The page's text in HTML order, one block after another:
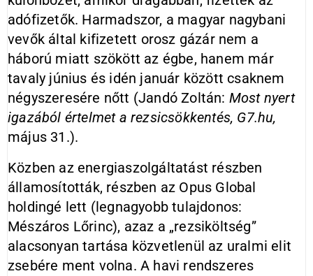
adófizetők. Harmadszor, a magyar nagybani
vevők által kifizetett orosz gázár nem a
háború miatt szökött az égbe, hanem már
tavaly június és idén január között csaknem
négyszeresére nőtt (Jandó Zoltán: Most nyert
igazából értelmet a rezsicsökkentés, G7.hu,
május 31.).
Közben az energiaszolgáltatást részben
államosították, részben az Opus Global
holdingé lett (legnagyobb tulajdonos:
Mészáros Lőrinc), azaz a „rezsiköltség”
alacsonyan tartása közvetlenül az uralmi elit
zsebére ment volna. A havi rendszeres